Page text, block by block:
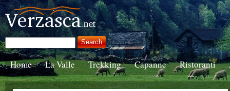
Home La Valle Trekking Capanne Ristoranti